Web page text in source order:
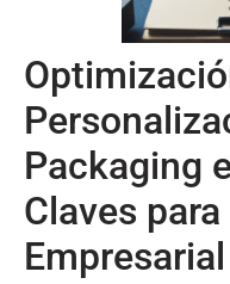
Packaging
Claves
Empresarial